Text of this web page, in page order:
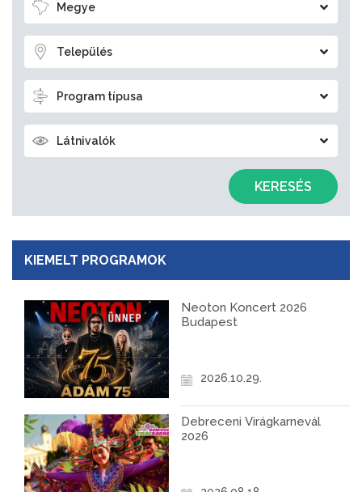
Megye
Település
Program típusa
Látnivalók
KERESÉS
KIEMELT PROGRAMOK
Neoton Koncert 2026
Budapest
2026.10.29.
Debreceni Virágkarnevál
2026